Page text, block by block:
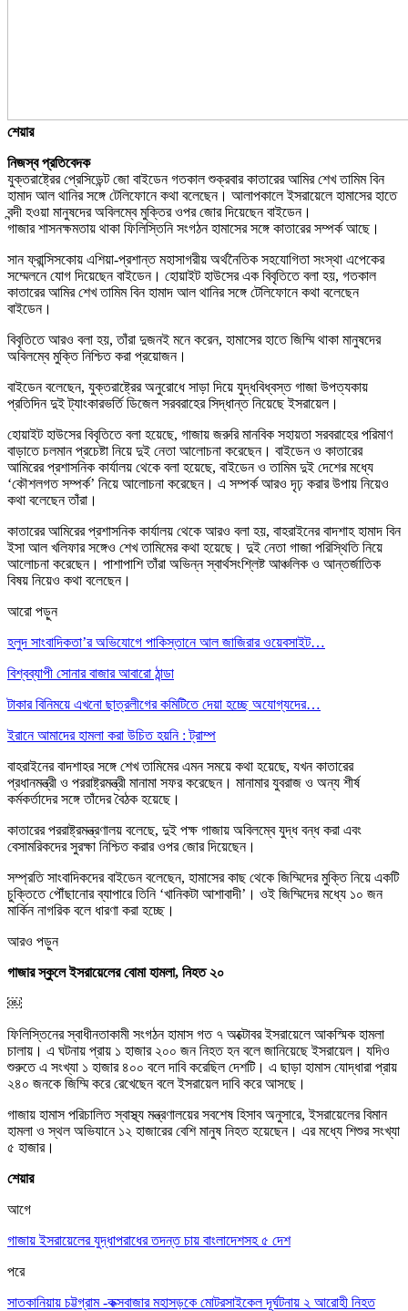
শেয়ার
নিজস্ব প্রতিবেদক
যুক্তরাষ্ট্রের প্রেসিডেন্ট জো বাইডেন গতকাল শুক্রবার কাতারের আমির শেখ তামিম বিন
হামাদ আল থানির সঙ্গে টেলিফোনে কথা বলেছেন। আলাপকালে ইসরায়েলে হামাসের হাতে
বন্দী হওয়া মানুষদের অবিলম্বে মুক্তির ওপর জোর দিয়েছেন বাইডেন।
গাজার শাসনক্ষমতায় থাকা ফিলিস্তিনি সংগঠন হামাসের সঙ্গে কাতারের সম্পর্ক আছে।
সান ফ্রান্সিসকোয় এশিয়া-প্রশান্ত মহাসাগরীয় অর্থনৈতিক সহযোগিতা সংস্থা এপেকের
সম্মেলনে যোগ দিয়েছেন বাইডেন। হোয়াইট হাউসের এক বিবৃতিতে বলা হয়, গতকাল
কাতারের আমির শেখ তামিম বিন হামাদ আল থানির সঙ্গে টেলিফোনে কথা বলেছেন
বাইডেন।
বিবৃতিতে আরও বলা হয়, তাঁরা দুজনই মনে করেন, হামাসের হাতে জিম্মি থাকা মানুষদের
অবিলম্বে মুক্তি নিশ্চিত করা প্রয়োজন।
বাইডেন বলেছেন, যুক্তরাষ্ট্রের অনুরোধে সাড়া দিয়ে যুদ্ধবিধ্বস্ত গাজা উপত্যকায়
প্রতিদিন দুই ট্যাংকারভর্তি ডিজেল সরবরাহের সিদ্ধান্ত নিয়েছে ইসরায়েল।
হোয়াইট হাউসের বিবৃতিতে বলা হয়েছে, গাজায় জরুরি মানবিক সহায়তা সরবরাহের পরিমাণ
বাড়াতে চলমান প্রচেষ্টা নিয়ে দুই নেতা আলোচনা করেছেন। বাইডেন ও কাতারের
আমিরের প্রশাসনিক কার্যালয় থেকে বলা হয়েছে, বাইডেন ও তামিম দুই দেশের মধ্যে
‘কৌশলগত সম্পর্ক’ নিয়ে আলোচনা করেছেন। এ সম্পর্ক আরও দৃঢ় করার উপায় নিয়েও
কথা বলেছেন তাঁরা।
কাতারের আমিরের প্রশাসনিক কার্যালয় থেকে আরও বলা হয়, বাহরাইনের বাদশাহ হামাদ বিন
ইসা আল খলিফার সঙ্গেও শেখ তামিমের কথা হয়েছে। দুই নেতা গাজা পরিস্থিতি নিয়ে
আলোচনা করেছেন। পাশাপাশি তাঁরা অভিন্ন স্বার্থসংশ্লিষ্ট আঞ্চলিক ও আন্তর্জাতিক
বিষয় নিয়েও কথা বলেছেন।
আরো পড়ুন
হলুদ সাংবাদিকতা’র অভিযোগে পাকিস্তানে আল জাজিরার ওয়েবসাইট…
বিশ্বব্যাপী সোনার বাজার আবারো ঠান্ডা
টাকার বিনিময়ে এখনো ছাত্রলীগের কমিটিতে দেয়া হচ্ছে অযোগ্যদের…
ইরানে আমাদের হামলা করা উচিত হয়নি : ট্রাম্প
বাহরাইনের বাদশাহর সঙ্গে শেখ তামিমের এমন সময়ে কথা হয়েছে, যখন কাতারের
প্রধানমন্ত্রী ও পররাষ্ট্রমন্ত্রী মানামা সফর করেছেন। মানামার যুবরাজ ও অন্য শীর্ষ
কর্মকর্তাদের সঙ্গে তাঁদের বৈঠক হয়েছে।
কাতারের পররাষ্ট্রমন্ত্রণালয় বলেছে, দুই পক্ষ গাজায় অবিলম্বে যুদ্ধ বন্ধ করা এবং
বেসামরিকদের সুরক্ষা নিশ্চিত করার ওপর জোর দিয়েছেন।
সম্প্রতি সাংবাদিকদের বাইডেন বলেছেন, হামাসের কাছ থেকে জিম্মিদের মুক্তি নিয়ে একটি
চুক্তিতে পৌঁছানোর ব্যাপারে তিনি ‘খানিকটা আশাবাদী’। ওই জিম্মিদের মধ্যে ১০ জন
মার্কিন নাগরিক বলে ধারণা করা হচ্ছে।
আরও পড়ুন
গাজার স্কুলে ইসরায়েলের বোমা হামলা, নিহত ২০
￼
ফিলিস্তিনের স্বাধীনতাকামী সংগঠন হামাস গত ৭ অক্টোবর ইসরায়েলে আকস্মিক হামলা
চালায়। এ ঘটনায় প্রায় ১ হাজার ২০০ জন নিহত হন বলে জানিয়েছে ইসরায়েল। যদিও
শুরুতে এ সংখ্যা ১ হাজার ৪০০ বলে দাবি করেছিল দেশটি। এ ছাড়া হামাস যোদ্ধারা প্রায়
২৪০ জনকে জিম্মি করে রেখেছেন বলে ইসরায়েল দাবি করে আসছে।
গাজায় হামাস পরিচালিত স্বাস্থ্য মন্ত্রণালয়ের সবশেষ হিসাব অনুসারে, ইসরায়েলের বিমান
হামলা ও স্থল অভিযানে ১২ হাজারের বেশি মানুষ নিহত হয়েছেন। এর মধ্যে শিশুর সংখ্যা
৫ হাজার।
শেয়ার
আগে
গাজায় ইসরায়েলের যুদ্ধাপরাধের তদন্ত চায় বাংলাদেশসহ ৫ দেশ
পরে
সাতকানিয়ায় চট্টগ্রাম -কক্সবাজার মহাসড়কে মোটরসাইকেল দূর্ঘটনায় ২ আরোহী নিহত